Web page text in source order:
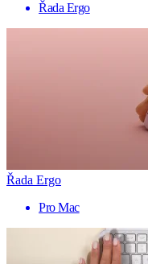
Řada Ergo
Řada Ergo
Pro Mac